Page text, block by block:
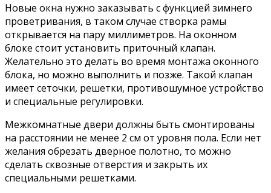
Новые окна нужно заказывать с функцией зимнего
проветривания, в таком случае створка рамы
открывается на пару миллиметров. На оконном
блоке стоит установить приточный клапан.
Желательно это делать во время монтажа оконного
блока, но можно выполнить и позже. Такой клапан
имеет сеточки, решетки, противошумное устройство
и специальные регулировки.
Межкомнатные двери должны быть смонтированы
на расстоянии не менее 2 см от уровня пола. Если нет
желания обрезать дверное полотно, то можно
сделать сквозные отверстия и закрыть их
специальными решетками.